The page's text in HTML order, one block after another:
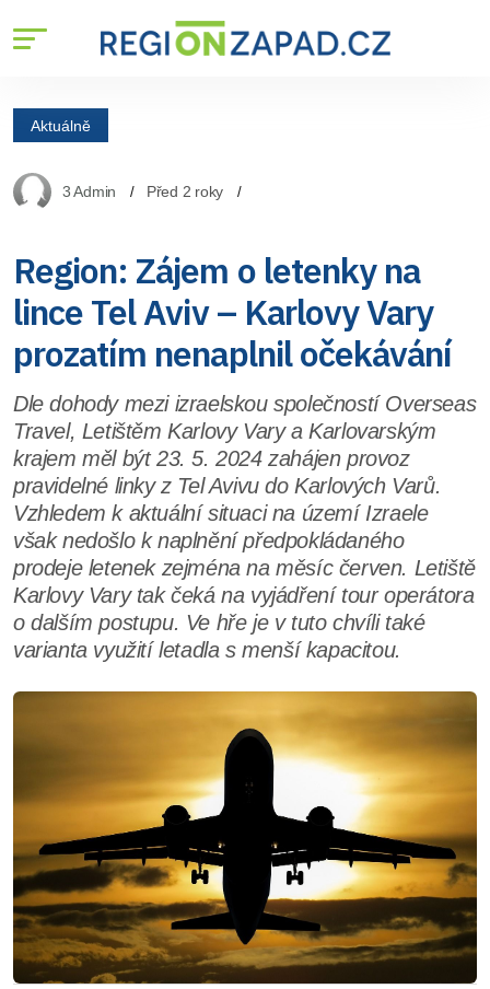
Aktuálně
3 Admin Před 2 roky
Region: Zájem o letenky na
lince Tel Aviv – Karlovy Vary
prozatím nenaplnil očekávání
Dle dohody mezi izraelskou společností Overseas
Travel, Letištěm Karlovy Vary a Karlovarským
krajem měl být 23. 5. 2024 zahájen provoz
pravidelné linky z Tel Avivu do Karlových Varů.
Vzhledem k aktuální situaci na území Izraele
však nedošlo k naplnění předpokládaného
prodeje letenek zejména na měsíc červen. Letiště
Karlovy Vary tak čeká na vyjádření tour operátora
o dalším postupu. Ve hře je v tuto chvíli také
varianta využití letadla s menší kapacitou.